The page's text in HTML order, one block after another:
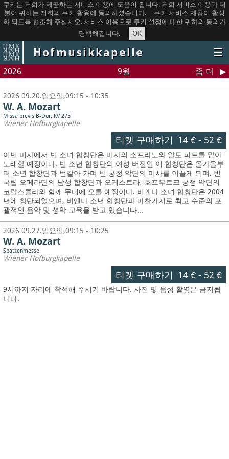
쿠키는 저희가 제공하는 서비스 이용에 도움이 됩니다. 저희 서비스 이용과 더
불어 귀하는 저희의 쿠키 활용에 동의하셨습니다.
쿠키 서비스 제공이 활성
화 되도록 협조해 주십시오. 서비스 이용으로 쿠키 설정에 대한 귀하의 동의가
명백해집니다.
OK
Hofmusikkapelle ☰
2026 9월 좀 더
2026 09.20.일요일,09:15 - 10:35
W. A. Mozart
Missa brevis B-Dur, KV 275
Wiener Hofburgkapelle
티켓 구매하기 14 €- 52 €
이번 미사에서 빈 소녀 합창단은 미사의 소프라노와 알토 파트를 맡아
노래할 예정이다. 빈 소년 합창단의 여성 버전인 이 합창단은 올가을부
터 소년 합창단과 번갈아 가며 빈 궁정 악단의 미사를 이끌게 되며, 빈
국립 오페라단의 남성 합창단과 오케스트라, 호프부르크 궁정 악단의
코랄스콜라와 함께 무대에 오를 예정이다. 비엔나 소녀 합창단은 2004
년에 창단되었으며, 비엔나 소년 합창단과 마찬가지로 최고 수준의 포
괄적인 음악 및 성악 교육을 받고 있습니다...
2026 09.27.일요일,09:15 - 10:25
W. A. Mozart
Spatzenmesse
Wiener Hofburgkapelle
티켓 구매하기 14 €- 52 €
9시까지 자리에 착석해 주시기 바랍니다. 사진 및 음성 촬영은 금지됩
니다.